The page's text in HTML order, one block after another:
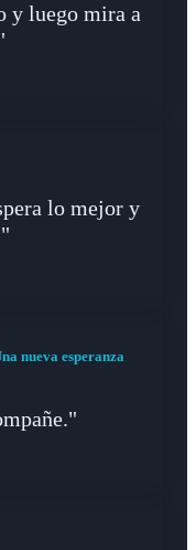
y luego mira a
lo mejor y
nueva esperanza